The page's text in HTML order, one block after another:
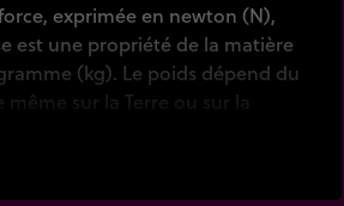
exprimée en newton (N),
est une propriété de la matière
(kg). Le poids dépend du
sur la Terre ou sur la